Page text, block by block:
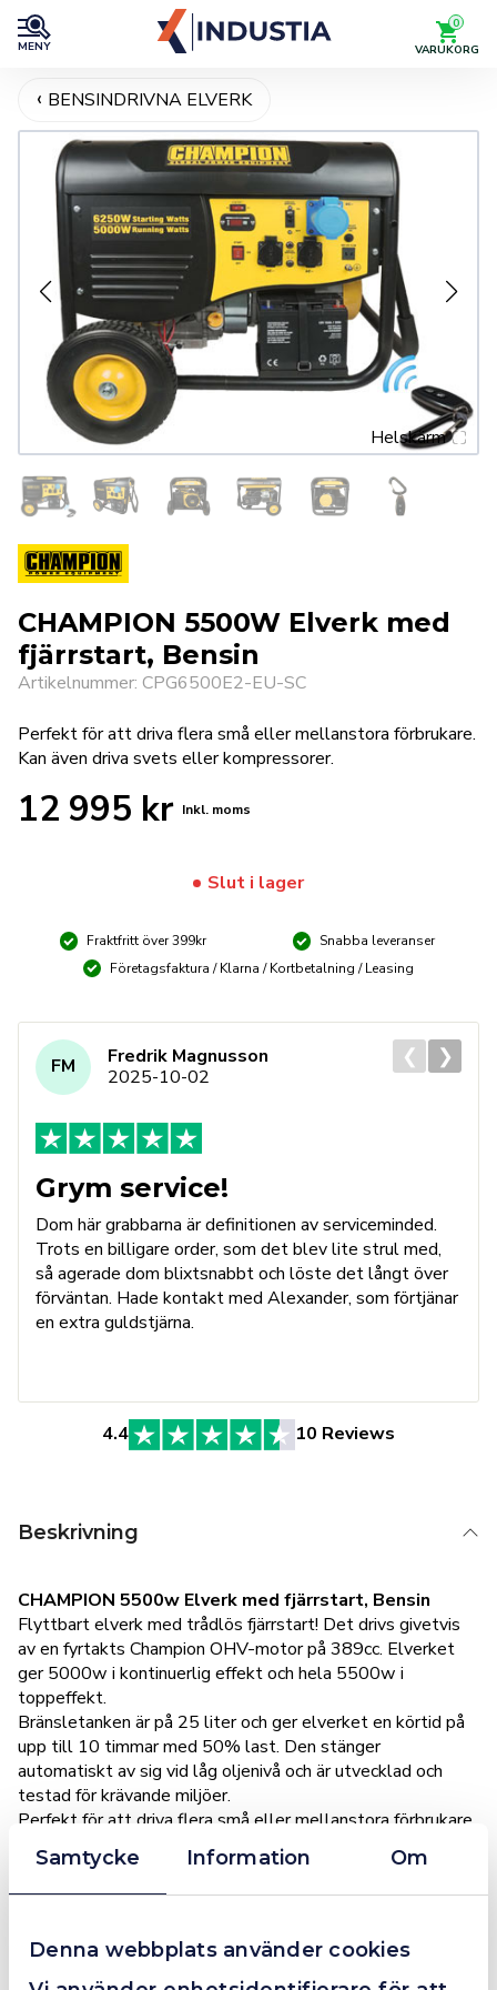
Samtycke Information Om
Denna webbplats använder cookies
MENY
0
VARUKORG
BENSINDRIVNA ELVERK
Helskärm
CHAMPION 5500W Elverk med
fjärrstart, Bensin
Artikelnummer: CPG6500E2-EU-SC
Perfekt för att driva flera små eller mellanstora förbrukare.
Kan även driva svets eller kompressorer.
12 995 kr Inkl. moms
Slut i lager
Fraktfritt över 399kr
Snabba leveranser
Företagsfaktura / Klarna / Kortbetalning / Leasing
4.4 10 Reviews
FM
Fredrik Magnusson
2025-10-02
Grym service!
Dom här grabbarna är definitionen av serviceminded.
Trots en billigare order, som det blev lite strul med,
så agerade dom blixtsnabbt och löste det långt över
förväntan. Hade kontakt med Alexander, som förtjänar
en extra guldstjärna.
❮ ❯
Beskrivning
CHAMPION 5500w Elverk med fjärrstart, Bensin
Flyttbart elverk med trådlös fjärrstart! Det drivs givetvis
av en fyrtakts Champion OHV-motor på 389cc. Elverket
ger 5000w i kontinuerlig effekt och hela 5500w i
toppeffekt.
Bränsletanken är på 25 liter och ger elverket en körtid på
upp till 10 timmar med 50% last. Den stänger
automatiskt av sig vid låg oljenivå och är utvecklad och
testad för krävande miljöer.
Perfekt för att driva flera små eller mellanstora förbrukare.
Kan även driva svets eller kompressorer.
5000w kontinuerlig effekt
5500w i toppeffekt